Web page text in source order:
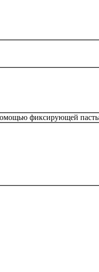
помощью фиксирующей